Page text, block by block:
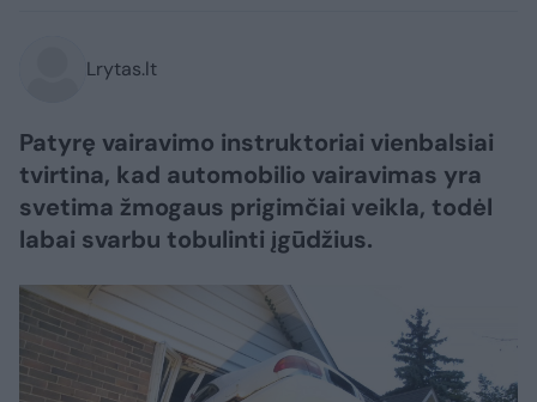
Lrytas.lt
Patyrę vairavimo instruktoriai vienbalsiai
tvirtina, kad automobilio vairavimas yra
svetima žmogaus prigimčiai veikla, todėl
labai svarbu tobulinti įgūdžius.